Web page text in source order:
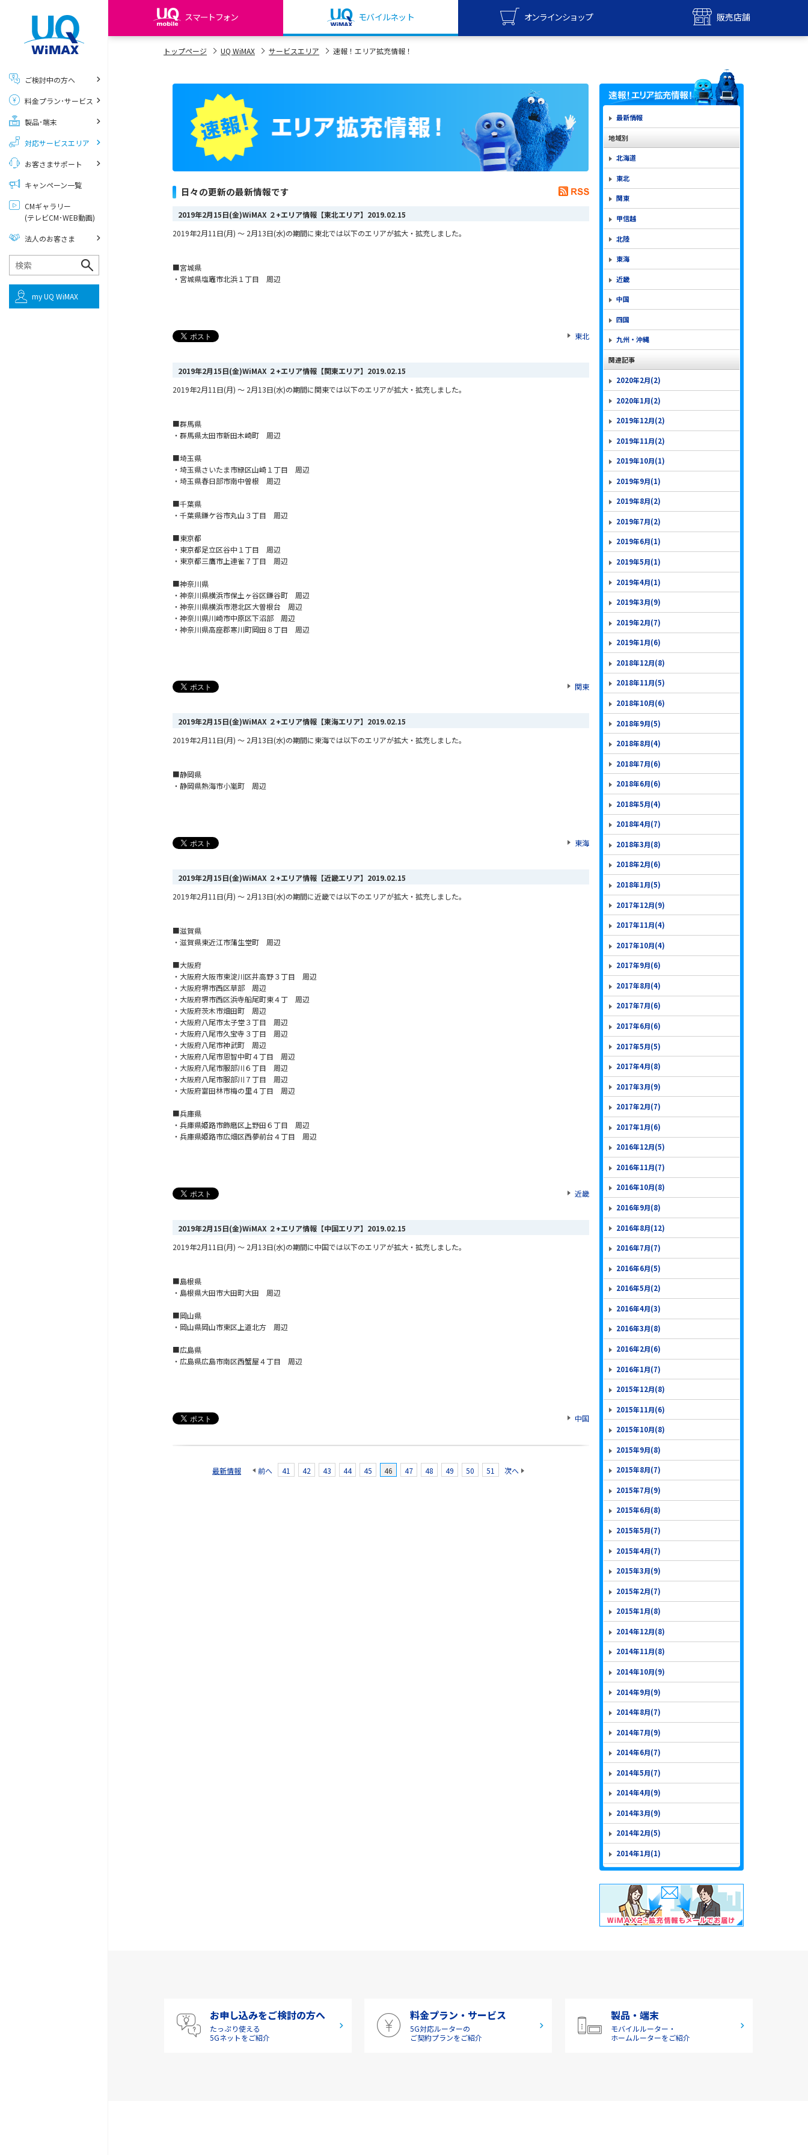
スマートフォン モバイルネット オンラインショップ 販売店舗
my UQ WiMAX
My UQ mobile
UQ mobile ご契約の方
UQ mobile
データチャージサイト
UQ WiMAX
オンラインショップ
UQ WiMAX
販売店舗
トップページ UQ WiMAX サービスエリア 速報！エリア拡充情報！
日々の更新の最新情報です
2019年2月15日(金)WiMAX ２+エリア情報【東北エリア】 2019.02.15
2019年2月11日(月) ～ 2月13日(水)の期間に東北では以下のエリアが拡大・拡充しました。
■宮城県
・宮城県塩竈市北浜１丁目 周辺
東北
2019年2月15日(金)WiMAX ２+エリア情報【関東エリア】 2019.02.15
2019年2月11日(月) ～ 2月13日(水)の期間に関東では以下のエリアが拡大・拡充しました。
■群馬県
・群馬県太田市新田木崎町 周辺
■埼玉県
・埼玉県さいたま市緑区山崎１丁目 周辺
・埼玉県春日部市南中曽根 周辺
■千葉県
・千葉県鎌ケ谷市丸山３丁目 周辺
■東京都
・東京都足立区谷中１丁目 周辺
・東京都三鷹市上連雀７丁目 周辺
■神奈川県
・神奈川県横浜市保土ヶ谷区鎌谷町 周辺
・神奈川県横浜市港北区大曽根台 周辺
・神奈川県川崎市中原区下沼部 周辺
・神奈川県高座郡寒川町岡田８丁目 周辺
関東
2019年2月15日(金)WiMAX ２+エリア情報【東海エリア】 2019.02.15
2019年2月11日(月) ～ 2月13日(水)の期間に東海では以下のエリアが拡大・拡充しました。
■静岡県
・静岡県熱海市小嵐町 周辺
東海
2019年2月15日(金)WiMAX ２+エリア情報【近畿エリア】 2019.02.15
2019年2月11日(月) ～ 2月13日(水)の期間に近畿では以下のエリアが拡大・拡充しました。
■滋賀県
・滋賀県東近江市蒲生堂町 周辺
■大阪府
・大阪府大阪市東淀川区井高野３丁目 周辺
・大阪府堺市西区草部 周辺
・大阪府堺市西区浜寺船尾町東４丁 周辺
・大阪府茨木市畑田町 周辺
・大阪府八尾市太子堂３丁目 周辺
・大阪府八尾市久宝寺３丁目 周辺
・大阪府八尾市神武町 周辺
・大阪府八尾市恩智中町４丁目 周辺
・大阪府八尾市服部川６丁目 周辺
・大阪府八尾市服部川７丁目 周辺
・大阪府富田林市梅の里４丁目 周辺
■兵庫県
・兵庫県姫路市飾磨区上野田６丁目 周辺
・兵庫県姫路市広畑区西夢前台４丁目 周辺
近畿
2019年2月15日(金)WiMAX ２+エリア情報【中国エリア】 2019.02.15
2019年2月11日(月) ～ 2月13日(水)の期間に中国では以下のエリアが拡大・拡充しました。
■島根県
・島根県大田市大田町大田 周辺
■岡山県
・岡山県岡山市東区上道北方 周辺
■広島県
・広島県広島市南区西蟹屋４丁目 周辺
中国
最新情報 前へ 41 42 43 44 45 46 47 48 49 50 51 次へ
最新情報
地域別
北海道
東北
関東
甲信越
北陸
東海
近畿
中国
四国
九州・沖縄
関連記事
2020年2月(2)
2020年1月(2)
2019年12月(2)
2019年11月(2)
2019年10月(1)
2019年9月(1)
2019年8月(2)
2019年7月(2)
2019年6月(1)
2019年5月(1)
2019年4月(1)
2019年3月(9)
2019年2月(7)
2019年1月(6)
2018年12月(8)
2018年11月(5)
2018年10月(6)
2018年9月(5)
2018年8月(4)
2018年7月(6)
2018年6月(6)
2018年5月(4)
2018年4月(7)
2018年3月(8)
2018年2月(6)
2018年1月(5)
2017年12月(9)
2017年11月(4)
2017年10月(4)
2017年9月(6)
2017年8月(4)
2017年7月(6)
2017年6月(6)
2017年5月(5)
2017年4月(8)
2017年3月(9)
2017年2月(7)
2017年1月(6)
2016年12月(5)
2016年11月(7)
2016年10月(8)
2016年9月(8)
2016年8月(12)
2016年7月(7)
2016年6月(5)
2016年5月(2)
2016年4月(3)
2016年3月(8)
2016年2月(6)
2016年1月(7)
2015年12月(8)
2015年11月(6)
2015年10月(8)
2015年9月(8)
2015年8月(7)
2015年7月(9)
2015年6月(8)
2015年5月(7)
2015年4月(7)
2015年3月(9)
2015年2月(7)
2015年1月(8)
2014年12月(8)
2014年11月(8)
2014年10月(9)
2014年9月(9)
2014年8月(7)
2014年7月(9)
2014年6月(7)
2014年5月(7)
2014年4月(9)
2014年3月(9)
2014年2月(5)
2014年1月(1)
お申し込みをご検討の方へ
たっぷり使える
5Gネットをご紹介
料金プラン・サービス
5G対応ルーターの
ご契約プランをご紹介
製品・端末
モバイルルーター・
ホームルーターをご紹介
ご検討中の方へ
料金プラン･サービス
製品･端末
対応サービスエリア
お客さまサポート
キャンペーン一覧
CMギャラリー
(テレビCM･WEB動画)
法人のお客さま
my UQ WiMAX